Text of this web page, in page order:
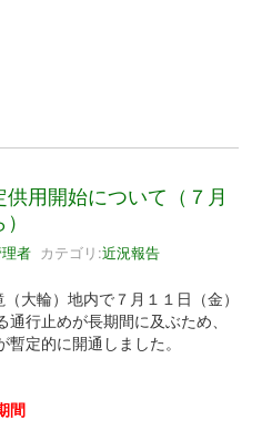
用開始について（７月
者 カテゴリ:近況報告
輪）地内で７月１１日（金）
行止めが長期間に及ぶため、
定的に開通しました。
間